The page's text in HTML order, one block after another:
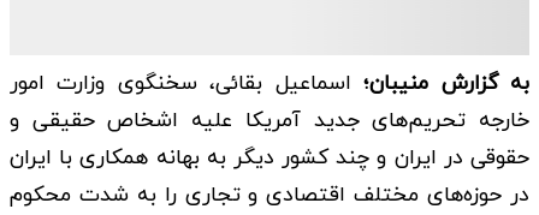
به گزارش منیبان؛ اسماعیل بقائی، سخنگوی وزارت امور
خارجه تحریم‌های جدید آمریکا علیه اشخاص حقیقی و
حقوقی در ایران و چند کشور دیگر به بهانه همکاری با ایران
در حوزه‌های مختلف اقتصادی و تجاری را به شدت محکوم